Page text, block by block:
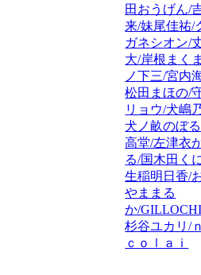
田おうげん/
来/妹尾佳祐/
ガネシオン/
大/岸根まく
ノ下三/宮内
松田まほの/
リョウ/犬嶋
犬ノ畝のぼ
高堂/左津衣
る/国木田く
生稲明日香/
やままる
か/
杉谷ユカリ/
ｃｏｌａｉ